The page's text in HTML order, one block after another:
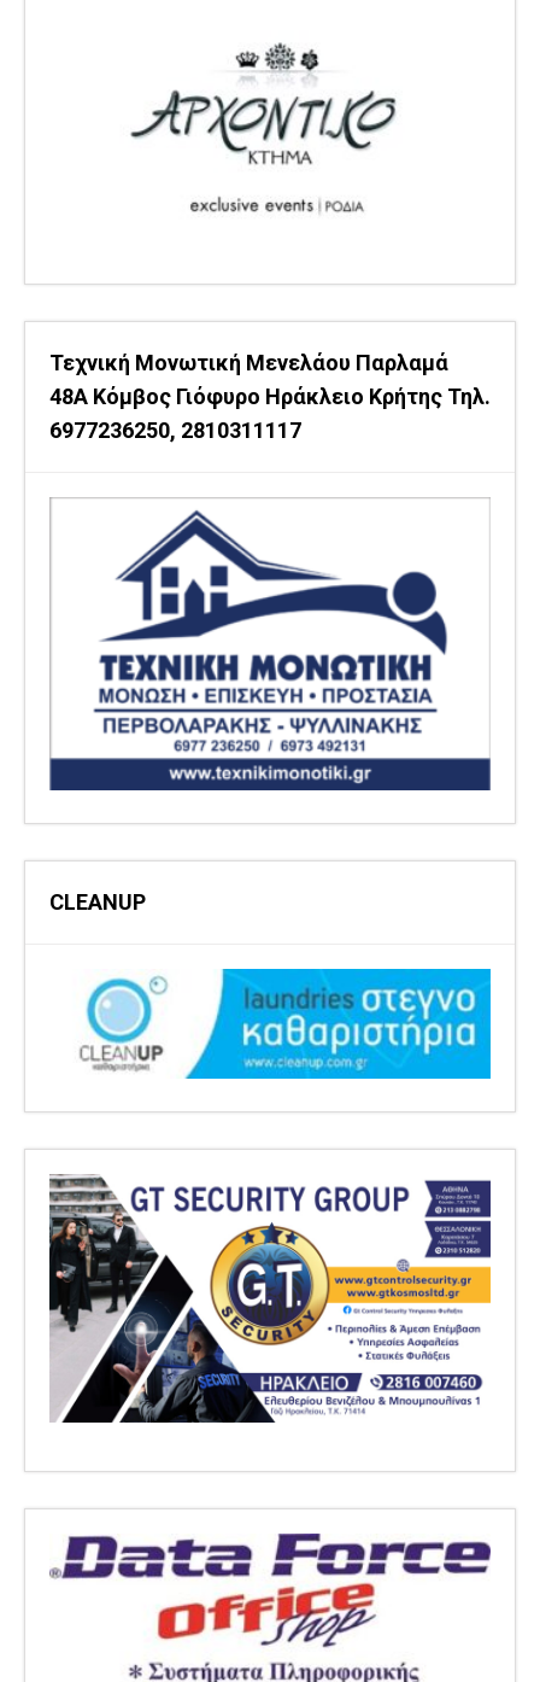
Τεχνική Μονωτική Μενελάου Παρλαμά
48Α Κόμβος Γιόφυρο Ηράκλειο Κρήτης Τηλ.
6977236250, 2810311117
CLEANUP